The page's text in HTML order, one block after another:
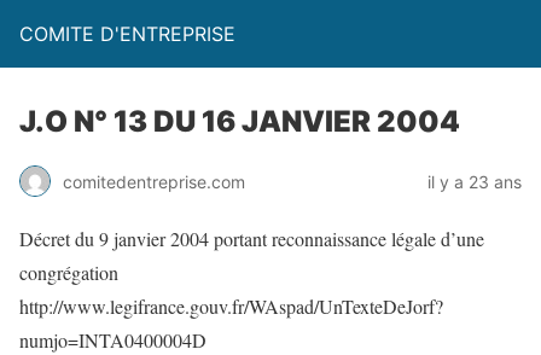
COMITE D'ENTREPRISE
J.O N° 13 DU 16 JANVIER 2004
comitedentreprise.com il y a 23 ans
Décret du 9 janvier 2004 portant reconnaissance légale d’une
congrégation
http://www.legifrance.gouv.fr/WAspad/UnTexteDeJorf?
numjo=INTA0400004D